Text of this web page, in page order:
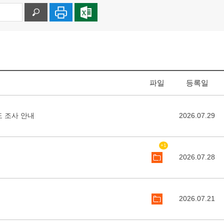
파일 등록일
조사 안내 2026.07.29
+1
2026.07.28
2026.07.21